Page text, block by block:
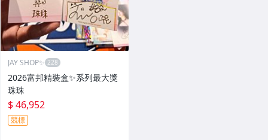
JAY SHOP✨
2026富邦精裝盒✨系列最大獎
珠珠
$ 46,952
競標